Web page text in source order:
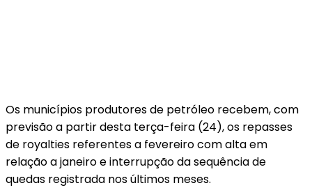
Os municípios produtores de petróleo recebem, com
previsão a partir desta terça-feira (24), os repasses
de royalties referentes a fevereiro com alta em
relação a janeiro e interrupção da sequência de
quedas registrada nos últimos meses.